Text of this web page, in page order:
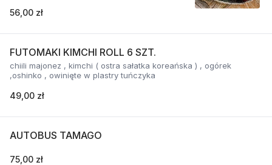
56,00 zł
FUTOMAKI KIMCHI ROLL 6 SZT.
chiili majonez , kimchi ( ostra sałatka koreańska ) , ogórek
,oshinko , owinięte w plastry tuńczyka
49,00 zł
AUTOBUS TAMAGO
75,00 zł